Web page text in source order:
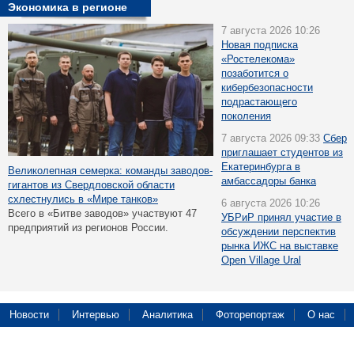
Экономика в регионе
Великолепная семерка: команды заводов-
гигантов из Свердловской области
схлестнулись в «Мире танков»
Всего в «Битве заводов» участвуют 47
предприятий из регионов России.
7 августа 2026 10:26
Новая подписка
«Ростелекома»
позаботится о
кибербезопасности
подрастающего
поколения
7 августа 2026 09:33 Сбер
приглашает студентов из
Екатеринбурга в
амбассадоры банка
6 августа 2026 10:26
УБРиР принял участие в
обсуждении перспектив
рынка ИЖС на выставке
Open Village Ural
Новости Интервью Аналитика Фоторепортаж О нас